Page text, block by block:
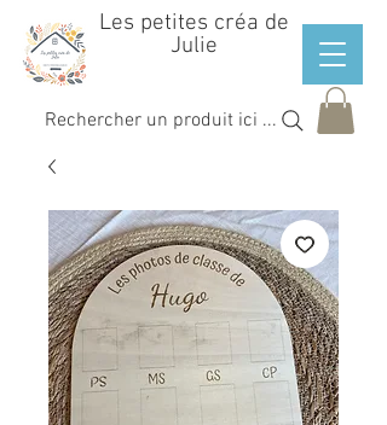
Les petites créa de
Julie
Rechercher un produit ici ...